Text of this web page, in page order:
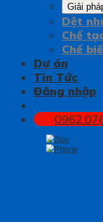
Giải
Dệt
Chế
Chế
Dự án
Tin Tức
Đăng nhập